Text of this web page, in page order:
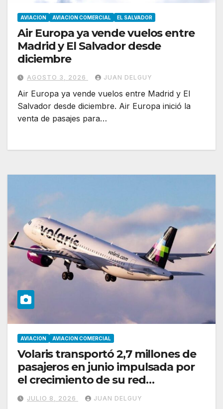
AVIACION AVIACION COMERCIAL EL SALVADOR
Air Europa ya vende vuelos entre
Madrid y El Salvador desde
diciembre
AGOSTO 3, 2026 JUAN DELGUY
Air Europa ya vende vuelos entre Madrid y El
Salvador desde diciembre. Air Europa inició la
venta de pasajes para…
AVIACION AVIACION COMERCIAL
Volaris transportó 2,7 millones de
pasajeros en junio impulsada por
el crecimiento de su red
internacional
JULIO 8, 2026 JUAN DELGUY